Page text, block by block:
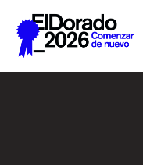
Saltar al contenido principal